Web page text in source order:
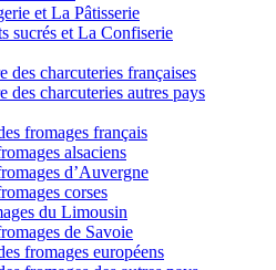
et La Pâtisserie
sucrés et La Confiserie
des charcuteries françaises
des charcuteries autres pays
fromages français
alsaciens
d’Auvergne
corses
du Limousin
de Savoie
fromages européens